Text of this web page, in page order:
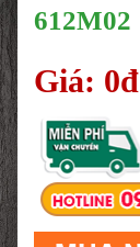
612M02
Giá: 0đ